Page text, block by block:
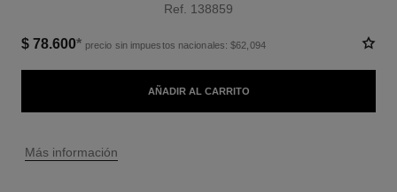
Ref. 138859
$ 78.600* precio sin impuestos nacionales: $62,094
AÑADIR AL CARRITO
↩
Más información